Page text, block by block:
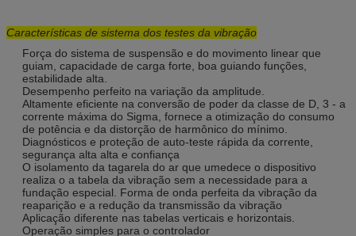
Características de sistema dos testes da vibração
Força do sistema de suspensão e do movimento linear que
guiam, capacidade de carga forte, boa guiando funções,
estabilidade alta.
Desempenho perfeito na variação da amplitude.
Altamente eficiente na conversão de poder da classe de D, 3 - a
corrente máxima do Sigma, fornece a otimização do consumo
de potência e da distorção de harmônico do mínimo.
Diagnósticos e proteção de auto-teste rápida da corrente,
segurança alta alta e confiança
O isolamento da tagarela do ar que umedece o dispositivo
realiza o a tabela da vibração sem a necessidade para a
fundação especial. Forma de onda perfeita da vibração da
reaparição e a redução da transmissão da vibração
Aplicação diferente nas tabelas verticais e horizontais.
Operação simples para o controlador